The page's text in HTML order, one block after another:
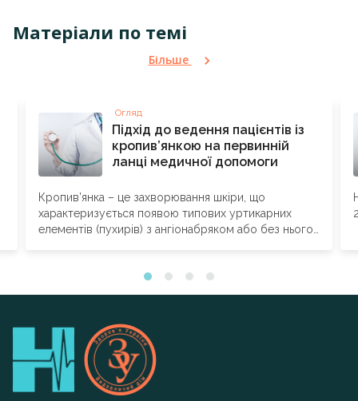
Матеріали по темі
Більше
Огляд
Підхід до ведення пацієнтів із
кропив’янкою на первинній
ланці медичної допомоги
Кропив’янка – це захворювання шкіри, що
характеризується появою типових уртикарних
елементів (пухирів) з ангіонабряком або без нього.